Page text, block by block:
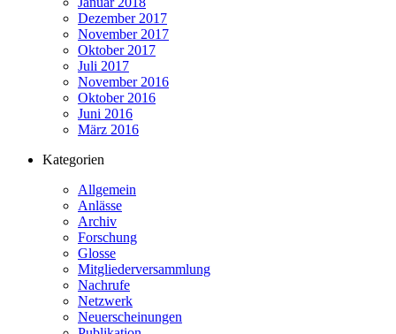
Dezember 2017
November 2017
Oktober 2017
Juli 2017
November 2016
Oktober 2016
Juni 2016
März 2016
Kategorien
Allgemein
Anlässe
Archiv
Forschung
Glosse
Mitgliederversammlung
Nachrufe
Netzwerk
Neuerscheinungen